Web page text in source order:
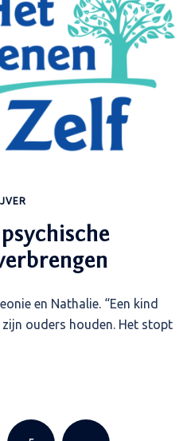
en Nathalie. “Een kind
ouders houden. Het stopt